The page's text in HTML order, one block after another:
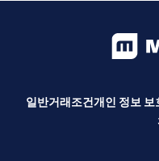
일반거래조건개인 정보 보